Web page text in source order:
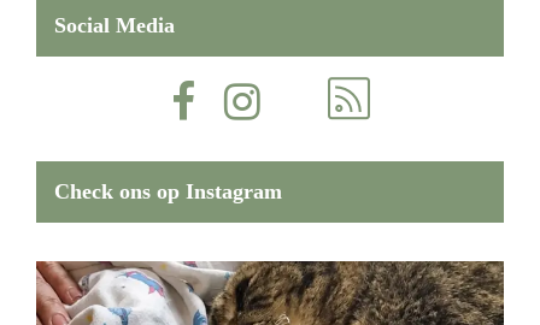
Social Media
Check ons op Instagram